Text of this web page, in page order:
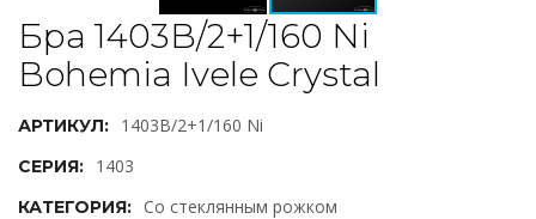
Бра 1403B/2+1/160 Ni
Bohemia Ivele Crystal
АРТИКУЛ: 1403B/2+1/160 Ni
СЕРИЯ: 1403
КАТЕГОРИЯ: Со стеклянным рожком